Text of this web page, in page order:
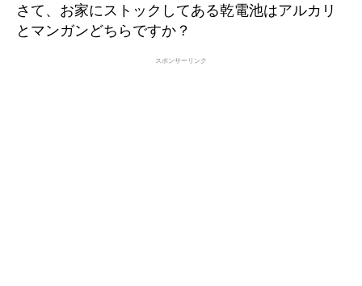
さて、お家にストックしてある乾電池はアルカリ
とマンガンどちらですか？
スポンサーリンク